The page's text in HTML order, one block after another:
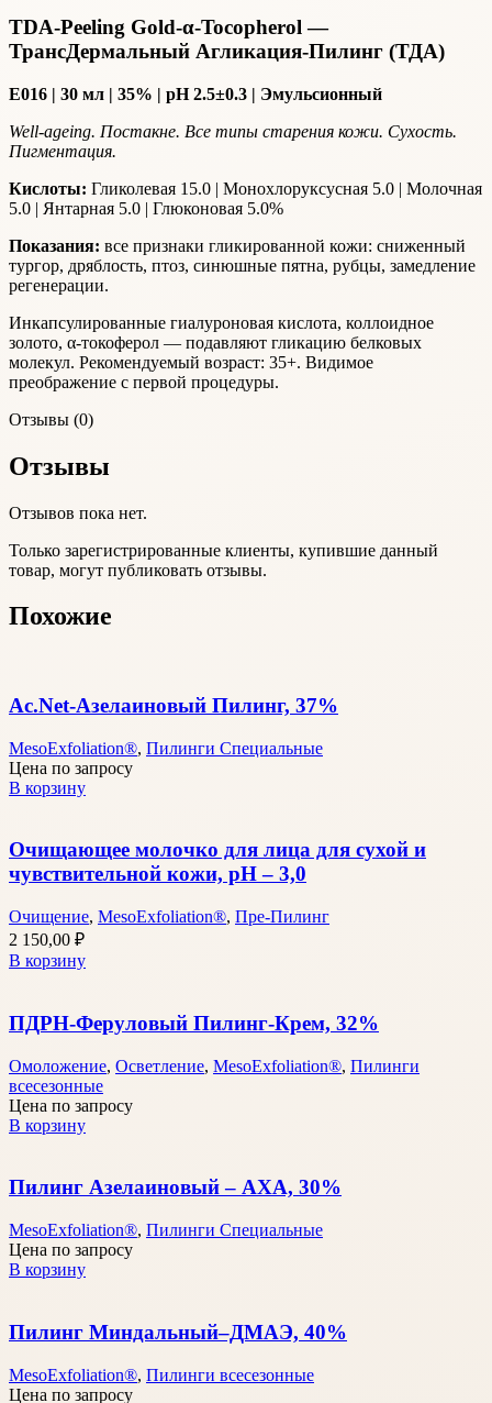
TDA-Peeling Gold-α-Tocopherol —
ТрансДермальный Агликация-Пилинг (ТДА)
Е016 | 30 мл | 35% | рН 2.5±0.3 | Эмульсионный
Well-ageing. Постакне. Все типы старения кожи. Сухость.
Пигментация.
Кислоты: Гликолевая 15.0 | Монохлоруксусная 5.0 | Молочная
5.0 | Янтарная 5.0 | Глюконовая 5.0%
Показания: все признаки гликированной кожи: сниженный
тургор, дряблость, птоз, синюшные пятна, рубцы, замедление
регенерации.
Инкапсулированные гиалуроновая кислота, коллоидное
золото, α-токоферол — подавляют гликацию белковых
молекул. Рекомендуемый возраст: 35+. Видимое
преображение с первой процедуры.
Отзывы (0)
Отзывы
Отзывов пока нет.
Только зарегистрированные клиенты, купившие данный
товар, могут публиковать отзывы.
Похожие
Аc.Net-Азелаиновый Пилинг, 37%
MesoExfoliation®, Пилинги Специальные
Цена по запросу
В корзину
Очищающее молочко для лица для сухой и
чувствительной кожи, pH – 3,0
Очищение, MesoExfoliation®, Пре-Пилинг
2 150,00 ₽
В корзину
ПДРН-Феруловый Пилинг-Крем, 32%
Омоложение, Осветление, MesoExfoliation®, Пилинги
всесезонные
Цена по запросу
В корзину
Пилинг Азелаиновый – АХА, 30%
MesoExfoliation®, Пилинги Специальные
Цена по запросу
В корзину
Пилинг Миндальный–ДМАЭ, 40%
MesoExfoliation®, Пилинги всесезонные
Цена по запросу